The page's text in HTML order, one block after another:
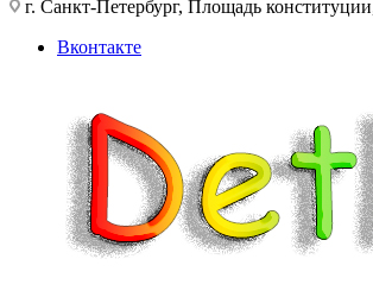
г. Санкт-Петербург, Площадь
Вконтакте